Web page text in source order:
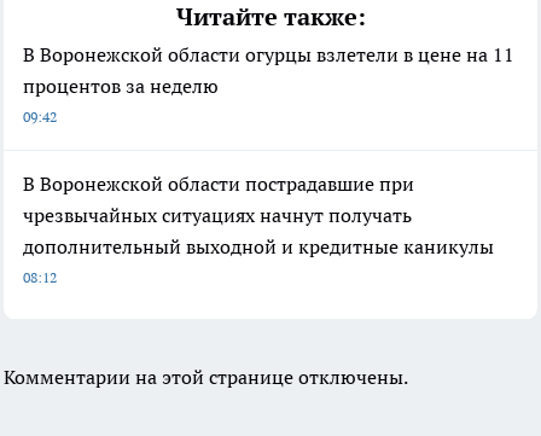
Читайте также:
В Воронежской области огурцы взлетели в цене на 11
процентов за неделю
09:42
В Воронежской области пострадавшие при
чрезвычайных ситуациях начнут получать
дополнительный выходной и кредитные каникулы
08:12
Комментарии на этой странице отключены.